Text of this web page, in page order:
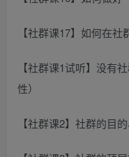
【社群课17】如何在社
【社群课1试听】没有
性）
【社群课2】社群的目